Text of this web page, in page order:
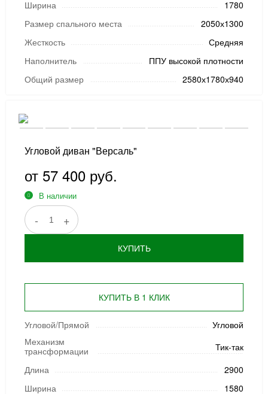
Ширина
1780
Размер спального места
2050х1300
Жесткость
Средняя
Наполнитель
ППУ высокой плотности
Общий размер
2580х1780х940
Угловой диван "Версаль"
от 57 400 руб.
В наличии
- +
КУПИТЬ
КУПИТЬ В 1 КЛИК
Угловой/Прямой
Угловой
Механизм
трансформации
Тик-так
Длина
2900
Ширина
1580